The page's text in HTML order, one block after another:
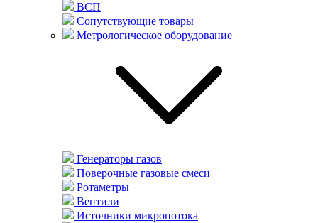
ВСП
Сопутствующие товары
Метрологическое оборудование
Генераторы газов
Поверочные газовые смеси
Ротаметры
Вентили
Источники микропотока